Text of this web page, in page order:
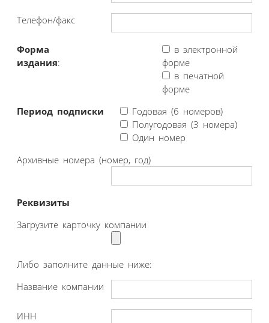
Телефон/факс
Форма
издания:
в электронной
форме
в печатной
форме
Период подписки
Годовая (6 номеров)
Полугодовая (3 номера)
Один номер
Архивные номера (номер, год)
Реквизиты
Загрузите карточку компании
Либо заполните данные ниже:
Название компании
ИНН